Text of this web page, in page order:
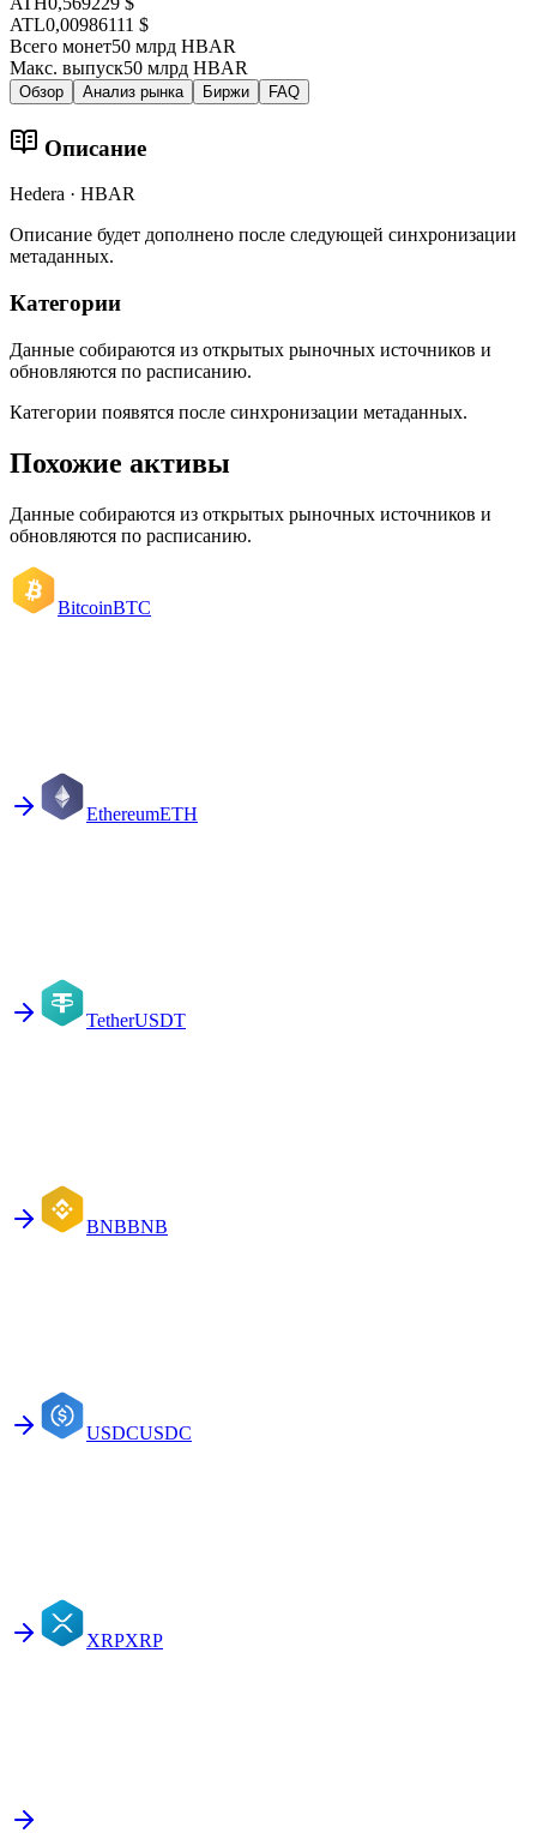
ATL0,00986111 $
Всего монет50 млрд HBAR
Макс. выпуск50 млрд HBAR
Обзор Анализ рынка Биржи FAQ
Описание
Hedera · HBAR
Описание будет дополнено после следующей синхронизации
метаданных.
Категории
Данные собираются из открытых рыночных источников и
обновляются по расписанию.
Категории появятся после синхронизации метаданных.
Похожие активы
Данные собираются из открытых рыночных источников и
обновляются по расписанию.
BitcoinBTC
EthereumETH
TetherUSDT
BNBBNB
USDCUSDC
XRPXRP